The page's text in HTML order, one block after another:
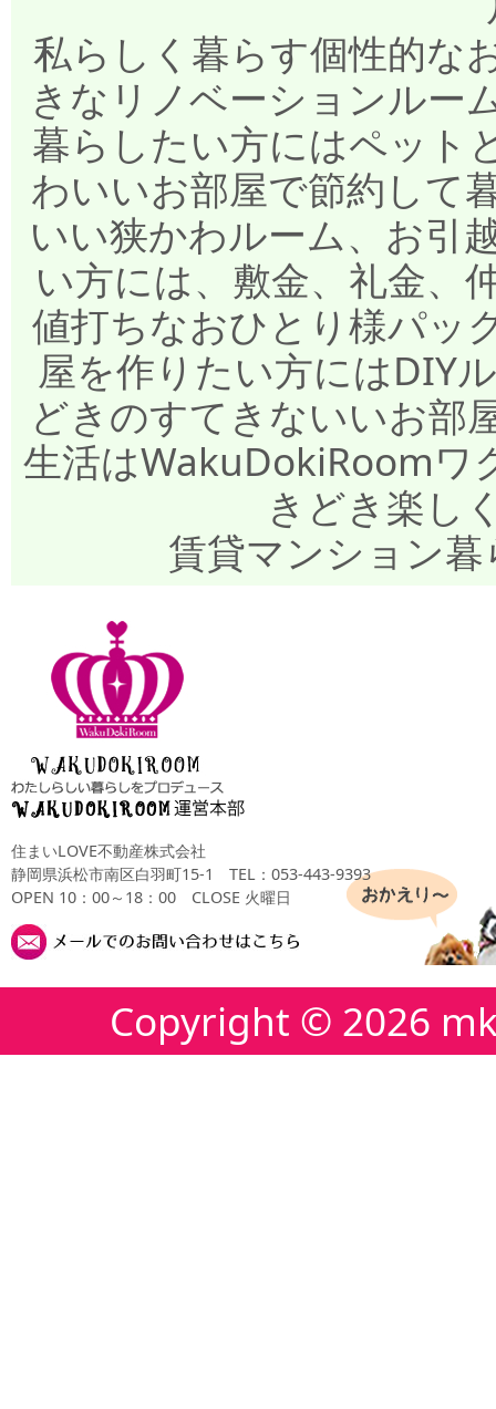
私らしく暮らす個性的な
きなリノベーションルー
暮らしたい方にはペット
わいいお部屋で節約して
いい狭かわルーム、お引
い方には、敷金、礼金、
値打ちなおひとり様パッ
屋を作りたい方にはDIY
どきのすてきないいお部
生活はWakuDokiRoomワ
きどき楽し
賃貸マンション
住まいLOVE不動産株式会社
静岡県浜松市南区白羽町15-1 TEL：053-443-9393
OPEN 10：00～18：00 CLOSE 火曜日
Copyright © 2026